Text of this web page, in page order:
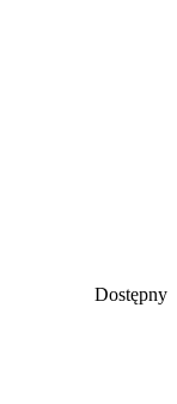
Dostępny